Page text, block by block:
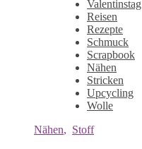
Valentinstag
Reisen
Rezepte
Schmuck
Scrapbook
Nähen
Stricken
Upcycling
Wolle
Nähen, Stoff